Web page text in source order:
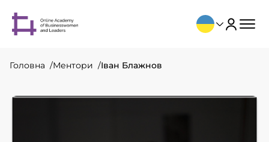
Головна Ментори Іван Блажнов